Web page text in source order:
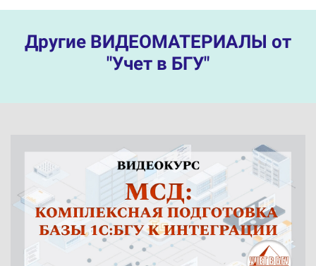
Другие ВИДЕОМАТЕРИАЛЫ от
"Учет в БГУ"